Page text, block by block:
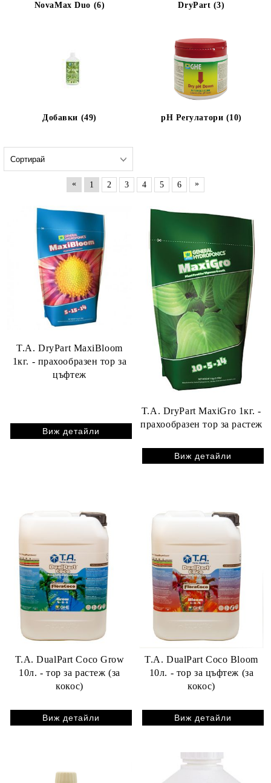
NovaMax Duo (6) DryPart (3)
Добавки (49) pH Регулатори (10)
« 1 2 3 4 5 6 »
T.A. DryPart MaxiBloom
1кг. - прахообразен тор за
цъфтеж
Виж детайли
T.A. DryPart MaxiGro 1кг. -
прахообразен тор за растеж
Виж детайли
T.A. DualPart Coco Grow
10л. - тор за растеж (за
кокос)
Виж детайли
T.A. DualPart Coco Bloom
10л. - тор за цъфтеж (за
кокос)
Виж детайли